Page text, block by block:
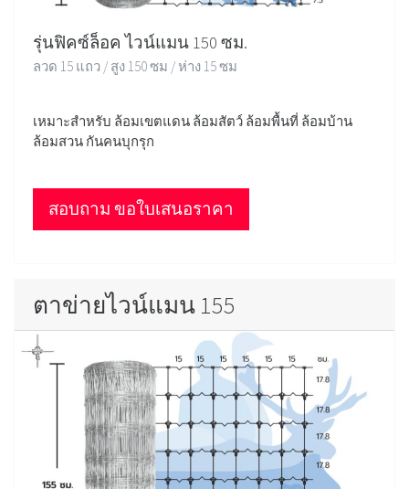
รุ่นฟิคซ์ล็อค ไวน์แมน 150 ซม.
ลวด 15 แถว / สูง 150 ซม / ห่าง 15 ซม
เหมาะสำหรับ ล้อมเขตแดน ล้อมสัตว์ ล้อมพื้นที่ ล้อมบ้าน
ล้อมสวน กันคนบุกรุก
สอบถาม ขอใบเสนอราคา
ตาข่ายไวน์แมน 155